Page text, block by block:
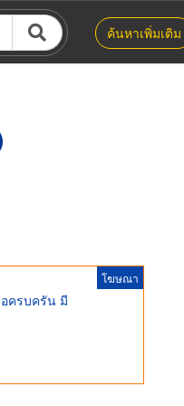
ค้นหาเพิ่มเติม
โฆษณา
ครบครัน มี